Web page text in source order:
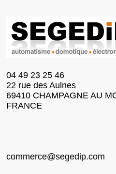
04 49 23 25 46
22 rue des Aulnes
69410 CHAMPAGNE AU
FRANCE
commerce@segedip.com